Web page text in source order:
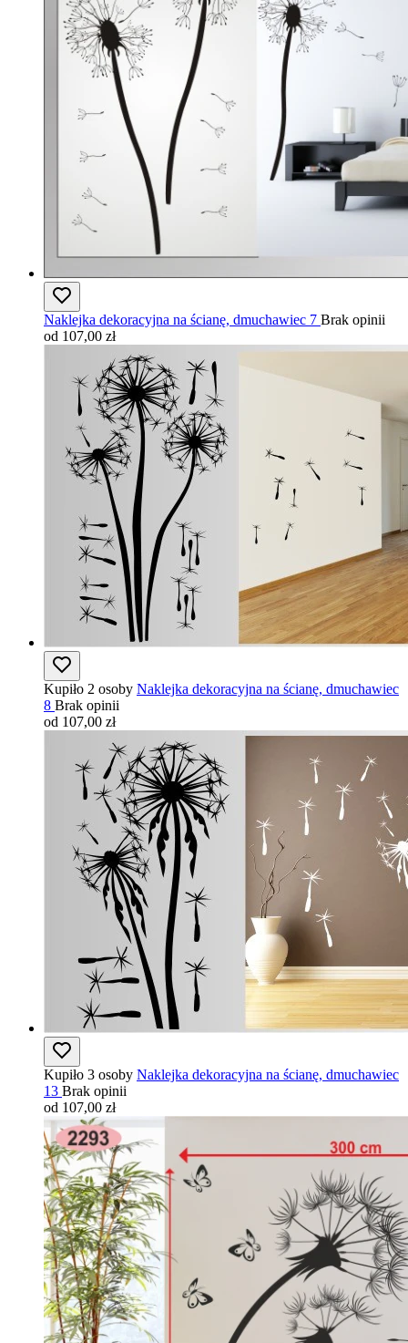
Naklejka dekoracyjna na ścianę, dmuchawiec 7 Brak opinii
od 107,00 zł
Kupiło 2 osoby Naklejka dekoracyjna na ścianę, dmuchawiec
8 Brak opinii
od 107,00 zł
Kupiło 3 osoby Naklejka dekoracyjna na ścianę, dmuchawiec
13 Brak opinii
od 107,00 zł